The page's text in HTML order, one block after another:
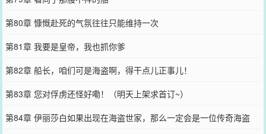
第80章 慷慨赴死的气氛往往只能维持一次
第81章 我要是皇帝，我也抓你爹
第82章 船长，咱们可是海盗啊，得干点儿正事儿！
第83章 您对俘虏还怪好嘞！（明天上架求首订~）
第84章 伊丽莎白如果出现在海盗世家，那么一定会是一位传奇海盗